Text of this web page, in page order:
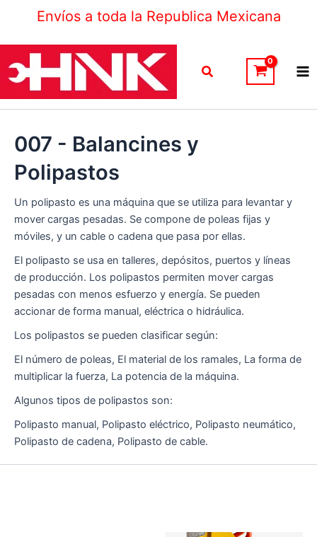
contenido
Envíos a toda la Republica Mexicana
Buscar
007 - Balancines y
Polipastos
Un polipasto es una máquina que se utiliza para levantar y
mover cargas pesadas. Se compone de poleas fijas y
móviles, y un cable o cadena que pasa por ellas.
El polipasto se usa en talleres, depósitos, puertos y líneas
de producción. Los polipastos permiten mover cargas
pesadas con menos esfuerzo y energía. Se pueden
accionar de forma manual, eléctrica o hidráulica.
Los polipastos se pueden clasificar según:
El número de poleas, El material de los ramales, La forma de
multiplicar la fuerza, La potencia de la máquina.
Algunos tipos de polipastos son:
Polipasto manual, Polipasto eléctrico, Polipasto neumático,
Polipasto de cadena, Polipasto de cable.